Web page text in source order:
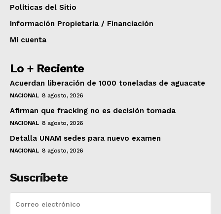
Políticas del Sitio
Información Propietaria / Financiación
Mi cuenta
Lo + Reciente
Acuerdan liberación de 1000 toneladas de aguacate
NACIONAL 8 agosto, 2026
Afirman que fracking no es decisión tomada
NACIONAL 8 agosto, 2026
Detalla UNAM sedes para nuevo examen
NACIONAL 8 agosto, 2026
Suscríbete